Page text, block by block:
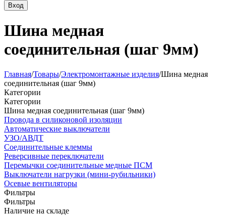
Вход
Шина медная
соединительная (шаг 9мм)
Главная/Товары/Электромонтажные изделия/Шина медная
соединительная (шаг 9мм)
Категории
Категории
Шина медная соединительная (шаг 9мм)
Провода в силиконовой изоляции
Автоматические выключатели
УЗО/АВДТ
Соединительные клеммы
Реверсивные переключатели
Перемычки соединительные медные ПСМ
Выключатели нагрузки (мини-рубильники)
Осевые вентиляторы
Фильтры
Фильтры
Наличие на складе